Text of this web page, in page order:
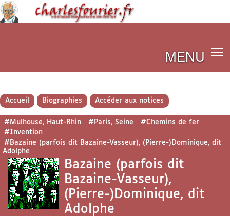
MENU
Accueil Biographies Accéder aux notices
#Mulhouse, Haut-Rhin #Paris, Seine
#Chemins de fer
#Invention
#Bazaine (parfois dit Bazaine-Vasseur), (Pierre-)Dominique, dit
Adolphe
Bazaine (parfois dit
Bazaine-Vasseur),
(Pierre-)Dominique, dit
Adolphe